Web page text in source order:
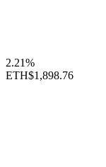
2.21%
ETH$1,898.76